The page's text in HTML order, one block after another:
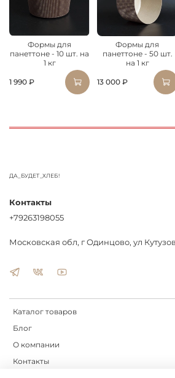
Формы для
панеттоне - 10 шт. на
1 кг
1 990 ₽
Формы для
панеттоне - 50 шт.
на 1 кг
13 000 ₽
ДА_БУДЕТ_ХЛЕБ!
Каталог товаров
Блог
О компании
Контакты
Контакты
+79263198055
Московская обл, г Одинцово, ул